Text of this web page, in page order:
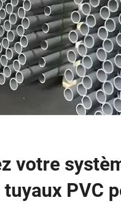
votre
tuyaux PVC